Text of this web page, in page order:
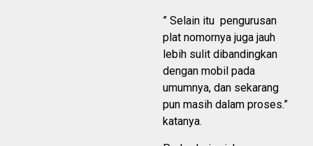
” Selain itu pengurusan
plat nomornya juga jauh
lebih sulit dibandingkan
dengan mobil pada
umumnya, dan sekarang
pun masih dalam proses.”
katanya.